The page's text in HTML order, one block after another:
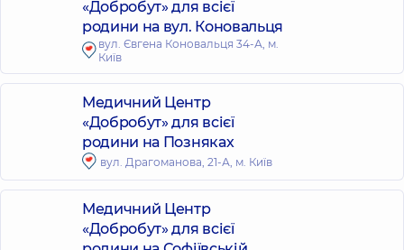
«Добробут» для всієї
родини на вул. Коновальця
вул. Євгена Коновальця 34-А, м.
Київ
Медичний Центр
«Добробут» для всієї
родини на Позняках
вул. Драгоманова, 21-А, м. Київ
Медичний Центр
«Добробут» для всієї